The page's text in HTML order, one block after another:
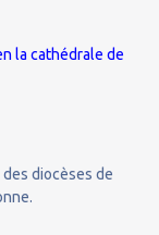
la cathédrale de
diocèses de